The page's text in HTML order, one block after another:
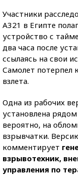
Участники
А321 в Египте
устройство с
два часа после
ссылаясь на свои
Самолет потерпел
взлета.
Одна из рабочих
установлена
вероятно, на
взрывчатки.
комментирует
взрывотехник,
управления по